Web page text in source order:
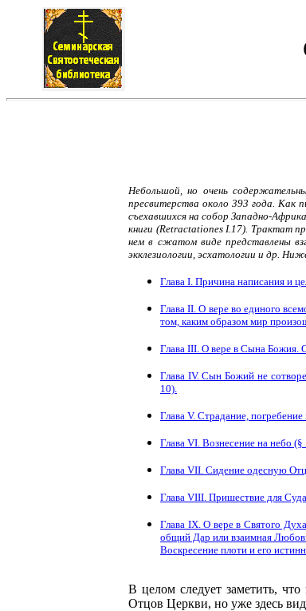
Небольшой, но очень
пресвитерства около 393 года. Как
съехавшихся на собор Западно-
книги (Retractationes I.17). Трактат
нем в сжатом виде представлены
экклезиологии, эсхатологии и др.
Глава I. Причина написания и
Глава II. О вере во единого
том, каким образом мир
Глава III. О вере в Сына Божия.
Глава IV. Сын Божий не
10).
Глава V. Страдание,
Глава VI. Вознесение на небо (§
Глава VII. Сидение одесную
Глава VIII. Пришествие для
Глава IX. О вере в Святого
общий Дар или взаимная
Воскресение плоти и его
В целом следует заметить,
Отцов Церкви, но уже здесь